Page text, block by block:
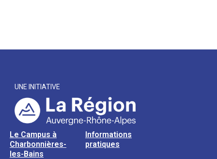
UNE INITIATIVE
Le Campus à
Charbonnières-
les-Bains
Informations
pratiques